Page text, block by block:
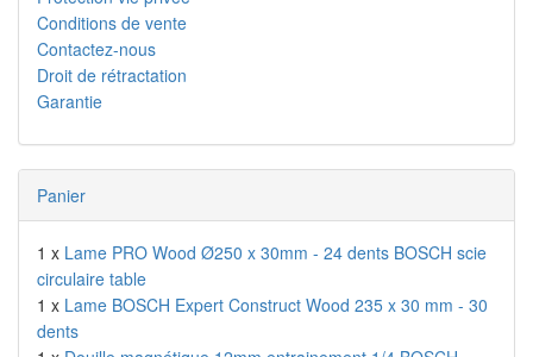
Conditions de vente
Contactez-nous
Droit de rétractation
Garantie
Panier
1 x Lame PRO Wood Ø250 x 30mm - 24 dents BOSCH scie
circulaire table
1 x Lame BOSCH Expert Construct Wood 235 x 30 mm - 30
dents